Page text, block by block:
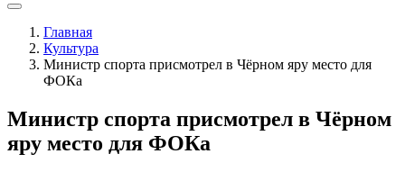
Главная
Культура
Министр спорта присмотрел в Чёрном яру место для
ФОКа
Министр спорта присмотрел в Чёрном
яру место для ФОКа